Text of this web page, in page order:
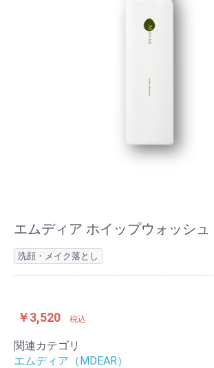
エムディア ホイップウォッシュ
洗顔・メイク落とし
￥3,520 税込
関連カテゴリ
エムディア（MDEAR）